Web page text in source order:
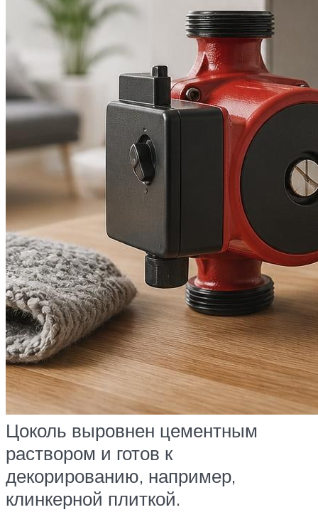
Цоколь выровнен цементным
раствором и готов к
декорированию, например,
клинкерной плиткой.